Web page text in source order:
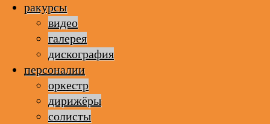
ракурсы
видео
галерея
дискография
персоналии
оркестр
дирижёры
солисты